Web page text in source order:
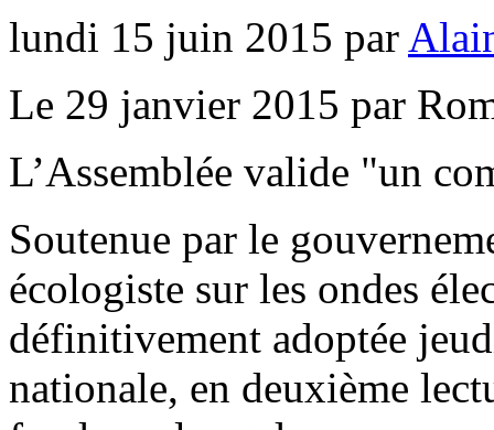
lundi 15 juin 2015 par
Le 29 janvier 2015 par
L’Assemblée valide "un
Soutenue par le
écologiste sur les ondes
définitivement adoptée
nationale, en deuxième